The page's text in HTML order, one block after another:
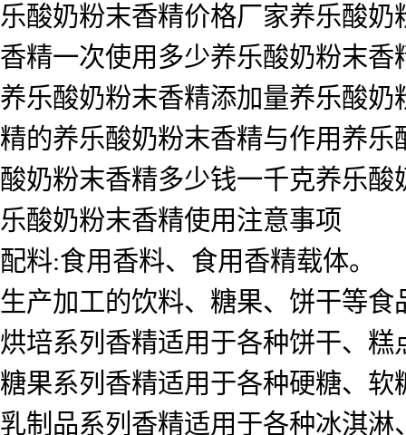
乐酸奶粉末香精价格厂家养乐酸
香精一次使用多少养乐酸奶粉末
养乐酸奶粉末香精添加量养乐酸
精的养乐酸奶粉末香精与作用养
酸奶粉末香精多少钱一千克养乐
乐酸奶粉末香精使用注意事项
配料:食用香料、食用香精载体。
生产加工的饮料、糖果、饼干等食
烘培系列香精适用于各种饼干、
糖果系列香精适用于各种硬糖、
乳制品系列香精适用于各种冰淇